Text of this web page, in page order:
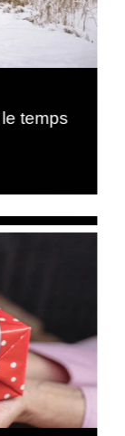
temps